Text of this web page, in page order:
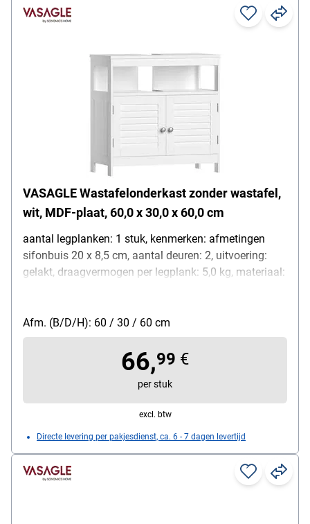
VASAGLE Wastafelonderkast zonder wastafel,
wit, MDF-plaat, 60,0 x 30,0 x 60,0 cm
aantal legplanken: 1 stuk, kenmerken: afmetingen
sifonbuis 20 x 8,5 cm, aantal deuren: 2, uitvoering:
gelakt, draagvermogen per legplank: 5,0 kg, materiaal:
handgreep: metaal, kleur van de kast: wit, afmetingen,
cm (B/D/H): 60/30/60, gewicht: 10,6 kg,
leveringsomvang: wastafelonderkast zonder wastafel,
montagevorm bij levering: gedemonteerd
Afm. (B/D/H): 60 / 30 / 60 cm
66,99 €
per stuk
excl. btw
Directe levering per pakjesdienst, ca. 6 - 7 dagen levertijd